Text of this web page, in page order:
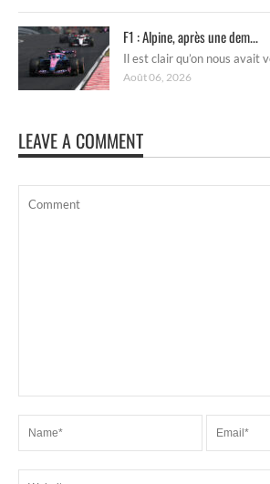
F1 : Alpine, après une dem...
Il est clair qu’on nous avait
Août 06, 2026
LEAVE A COMMENT